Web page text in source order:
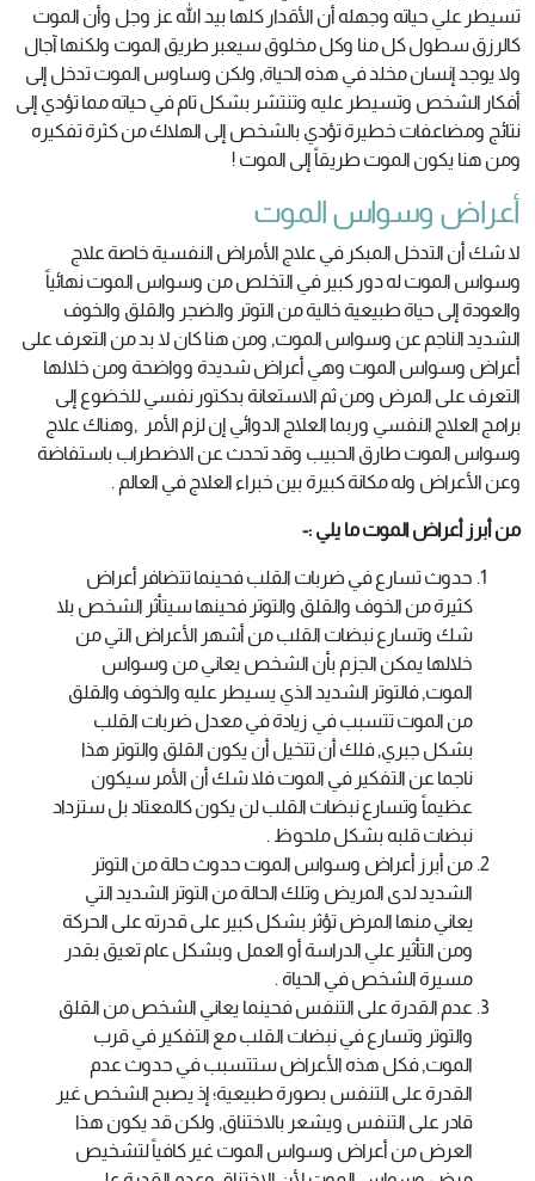
تسيطر علي حياته وجهله أن الأقدار كلها بيد الله عز وجل وأن الموت
كالرزق سطول كل منا وكل مخلوق سيعبر طريق الموت ولكنها آجال
ولا يوجد إنسان مخلد في هذه الحياة, ولكن وساوس الموت تدخل إلى
أفكار الشخص وتسيطر عليه وتنتشر بشكل تام في حياته مما تؤدي إلى
نتائج ومضاعفات خطيرة تؤدي بالشخص إلى الهلاك من كثرة تفكيره
ومن هنا يكون الموت طريقاً إلى الموت !
أعراض وسواس الموت
لا شك أن التدخل المبكر في علاج الأمراض النفسية خاصة علاج
وسواس الموت له دور كبير في التخلص من وسواس الموت نهائياً
والعودة إلى حياة طبيعية خالية من التوتر والضجر والقلق والخوف
الشديد الناجم عن وسواس الموت, ومن هنا كان لا بد من التعرف على
أعراض وسواس الموت وهي أعراض شديدة وواضحة ومن خلالها
التعرف على المرض ومن ثم الاستعانة بدكتور نفسي للخضوع إلى
برامج العلاج النفسي وربما العلاج الدوائي إن لزم الأمر ,وهناك علاج
وسواس الموت طارق الحبيب وقد تحدث عن الاضطراب باستفاضة
وعن الأعراض وله مكانة كبيرة بين خبراء العلاج في العالم .
من أبرز أعراض الموت ما يلي :-
حدوث تسارع في ضربات القلب فحينما تتضافر أعراض
كثيرة من الخوف والقلق والتوتر فحينها سيتأثر الشخص بلا
شك وتسارع نبضات القلب من أشهر الأعراض التي من
خلالها يمكن الجزم بأن الشخص يعاني من وسواس
الموت, فالتوتر الشديد الذي يسيطر عليه والخوف والقلق
من الموت تتسبب في زيادة في معدل ضربات القلب
بشكل جبري, فلك أن تتخيل أن يكون القلق والتوتر هذا
ناجما عن التفكير في الموت فلا شك أن الأمر سيكون
عظيماً وتسارع نبضات القلب لن يكون كالمعتاد بل ستزداد
نبضات قلبه بشكل ملحوظ .
من أبرز أعراض وسواس الموت حدوث حالة من التوتر
الشديد لدى المريض وتلك الحالة من التوتر الشديد التي
يعاني منها المرض تؤثر بشكل كبير على قدرته على الحركة
ومن التأثير علي الدراسة أو العمل وبشكل عام تعيق بقدر
مسيرة الشخص في الحياة .
عدم القدرة على التنفس فحينما يعاني الشخص من القلق
والتوتر وتسارع في نبضات القلب مع التفكير في قرب
الموت, فكل هذه الأعراض ستتسبب في حدوث عدم
القدرة على التنفس بصورة طبيعية؛ إذ يصبح الشخص غير
قادر على التنفس ويشعر بالاختناق, ولكن قد يكون هذا
العرض من أعراض وسواس الموت غير كافياً لتشخيص